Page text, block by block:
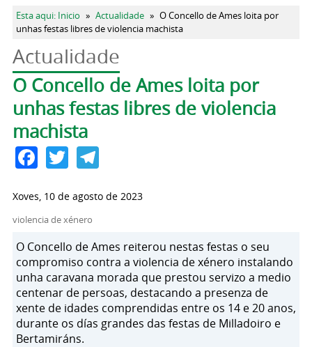
Vostede está aquí
Esta aqui: Inicio » Actualidade » O Concello de Ames loita por
unhas festas libres de violencia machista
Actualidade
Pestanas principais
O Concello de Ames loita por
unhas festas libres de violencia
machista
Facebook
TwitterTelegram
Xoves, 10 de agosto de 2023
violencia de xénero
O Concello de Ames reiterou nestas festas o seu
compromiso contra a violencia de xénero instalando
unha caravana morada que prestou servizo a medio
centenar de persoas, destacando a presenza de
xente de idades comprendidas entre os 14 e 20 anos,
durante os días grandes das festas de Milladoiro e
Bertamiráns.